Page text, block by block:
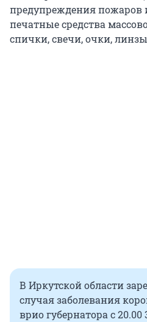
предупреждения пожаров
печатные средства
спички, свечи, очки,
В Иркутской области
случая заболевания
врио губернатора с 20.00